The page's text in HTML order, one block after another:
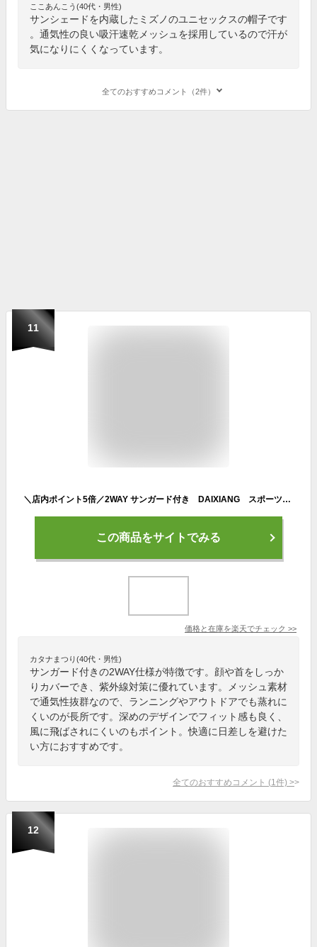
ここあんこう(40代・男性)
サンシェードを内蔵したミズノのユニセックスの帽子です
。通気性の良い吸汗速乾メッシュを採用しているので汗が
気になりにくくなっています。
全てのおすすめコメント（2件）
11
＼店内ポイント5倍／2WAY サンガード付き DAIXIANG スポーツキャップ メッシュ 日よけ アウトドア メッシュ ランニングキャップ深め 帽子
この商品をサイトでみる
価格と在庫を楽天でチェック >>
カタナまつり(40代・男性)
サンガード付きの2WAY仕様が特徴です。顔や首をしっか
りカバーでき、紫外線対策に優れています。メッシュ素材
で通気性抜群なので、ランニングやアウトドアでも蒸れに
くいのが長所です。深めのデザインでフィット感も良く、
風に飛ばされにくいのもポイント。快適に日差しを避けた
い方におすすめです。
全てのおすすめコメント (1 件) >
12